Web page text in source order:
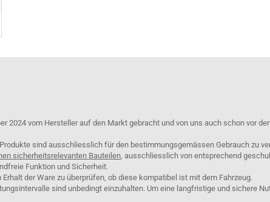
2024 vom Hersteller auf den Markt gebracht und von uns auch schon vor
sind ausschliesslich für den bestimmungsgemässen Gebrauch zu
sicherheitsrelevanten Bauteilen, ausschliesslich von entsprechend
Funktion und Sicherheit.
der Ware zu überprüfen, ob diese kompatibel ist mit dem Fahrzeug.
sind unbedingt einzuhalten. Um eine langfristige und sichere